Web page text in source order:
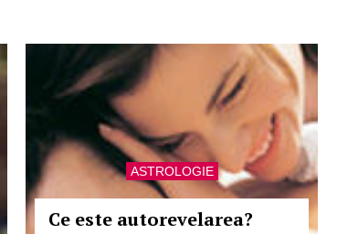
ASTROLOGIE
Ce este autorevelarea?